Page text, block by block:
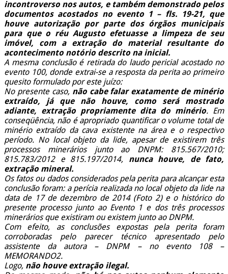
incontroverso nos autos, e também demonstrado pelos
documentos acostados no evento 1 – fls. 19-21, que
houve autorização por parte dos órgãos municipais
para que o réu Augusto efetuasse a limpeza de seu
imóvel, com a extração do material resultante do
acontecimento notório descrito na inicial.
A mesma conclusão é retirada do laudo pericial acostado no
evento 100, donde extrai-se a resposta da perita ao primeiro
quesito formulado por este juízo:
No presente caso, não cabe falar exatamente de minério
extraído, já que não houve, como será mostrado
adiante, extração propriamente dita do minério. Em
conseqüência, não é apropriado quantificar o volume total de
minério extraído da cava existente na área e o respectivo
período. No local objeto da lide, apesar de existirem três
processos minerários junto ao DNPM: 815.567/2010;
815.783/2012 e 815.197/2014, nunca houve, de fato,
extração mineral.
Os fatos ou dados considerados pela perita para alcançar esta
conclusão foram: a perícia realizada no local objeto da lide na
data de 17 de dezembro de 2014 (Foto 2) e o histórico do
presente processo junto ao Evento 1 e dos três processos
minerários que existiram ou existem junto ao DNPM.
Com efeito, as conclusões expostas pela perita foram
corroboradas pelo parecer técnico apresentado pelo
assistente da autora – DNPM – no evento 108 –
MEMORANDO2.
Logo, não houve extração ilegal.